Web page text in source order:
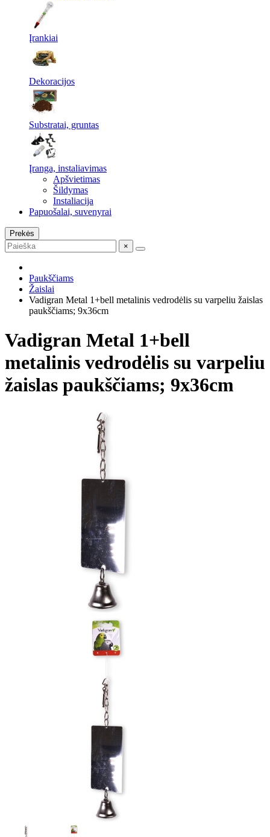
Įrankiai
Dekoracijos
Substratai, gruntas
Įranga, instaliavimas
Apšvietimas
Šildymas
Instaliacija
Papuošalai, suvenyrai
Prekės
×
Paukščiams
Žaislai
Vadigran Metal 1+bell metalinis vedrodėlis su varpeliu žaislas
paukščiams; 9x36cm
Vadigran Metal 1+bell
metalinis vedrodėlis su varpeliu
žaislas paukščiams; 9x36cm